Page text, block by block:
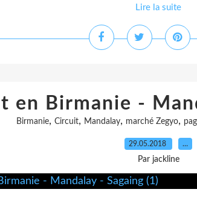
Lire la suite
en Birmanie -
Birmanie, Circuit, Mandalay, marché Zegyo,
29.05.2018 …
Par jackline